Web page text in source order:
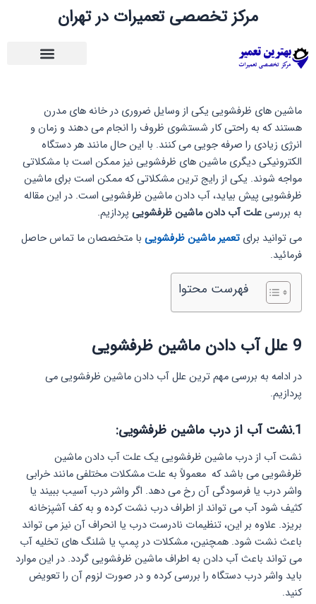
مرکز تخصصی تعمیرات در تهران
ماشین‌ های ظرفشویی یکی از وسایل ضروری در خانه‌ های مدرن
هستند که به راحتی کار شستشوی ظروف را انجام می‌ دهند و زمان و
انرژی زیادی را صرفه‌ جویی می‌ کنند. با این حال مانند هر دستگاه
الکترونیکی دیگری ماشین‌ های ظرفشویی نیز ممکن است با مشکلاتی
مواجه شوند. یکی از رایج‌ ترین مشکلاتی که ممکن است برای ماشین
ظرفشویی پیش بیاید، آب دادن ماشین ظرفشویی است. در این مقاله
به بررسیعلت آب دادن ماشین ظرفشویی پردازیم‌.
می توانید برای تعمیر ماشین ظرفشویی با متخصصان ما تماس حاصل
فرمائید.
فهرست محتوا
9 علل آب دادن ماشین ظرفشویی
در ادامه به بررسی مهم‌ ترین علل آب دادن ماشین ظرفشویی می‌
پردازیم.
1.نشت آب از درب ماشین ظرفشویی:
نشت آب از درب ماشین ظرفشویی یک علت آب دادن ماشین
ظرفشویی می باشد که معمولاً به علت مشکلات مختلفی مانند خرابی
واشر درب یا فرسودگی آن رخ می‌ دهد. اگر واشر درب آسیب ببیند یا
کثیف شود آب می‌ تواند از اطراف درب نشت کرده و به کف آشپزخانه
بریزد. علاوه بر این، تنظیمات نادرست درب یا انحراف آن نیز می‌ تواند
باعث نشت شود. همچنین، مشکلات در پمپ یا شلنگ‌ های تخلیه آب
می‌ تواند باعث آب دادن به اطراف ماشین ظرفشویی گردد. در این موارد
باید واشر درب دستگاه را بررسی کرده و در صورت لزوم آن را تعویض
کنید.